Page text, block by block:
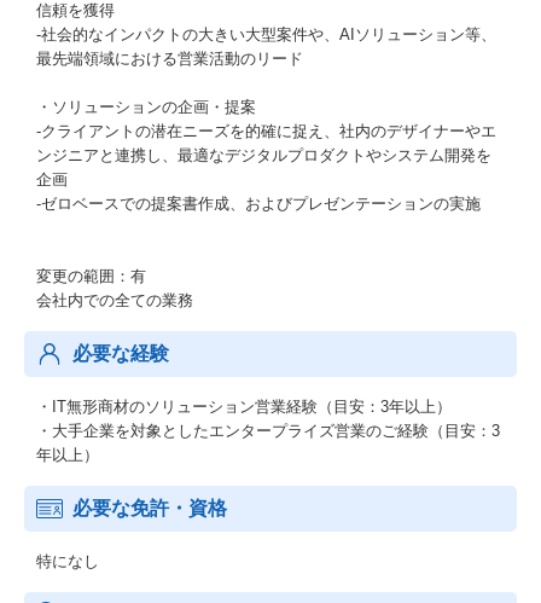
信頼を獲得
-社会的なインパクトの大きい大型案件や、AIソリューション等、
最先端領域における営業活動のリード
・ソリューションの企画・提案
-クライアントの潜在ニーズを的確に捉え、社内のデザイナーやエ
ンジニアと連携し、最適なデジタルプロダクトやシステム開発を
企画
-ゼロベースでの提案書作成、およびプレゼンテーションの実施
変更の範囲：有
会社内での全ての業務
必要な経験
・IT無形商材のソリューション営業経験（目安：3年以上）
・大手企業を対象としたエンタープライズ営業のご経験（目安：3
年以上）
必要な免許・資格
特になし